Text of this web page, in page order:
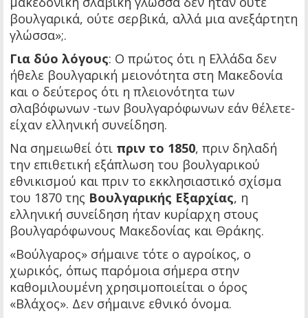
βουλγαρικά, ούτε σερβικά, αλλά μια ανεξάρτητη
γλώσσα»;.
Για δύο λόγους: Ο πρώτος ότι η Ελλάδα δεν
ήθελε βουλγαρική μειονότητα στη Μακεδονία
και ο δεύτερος ότι η πλειονότητα των
σλαβόφωνων -των βουλγαρόφωνων εάν θέλετε-
είχαν ελληνική συνείδηση.
Να σημειωθεί ότι πριν το 1850, πριν δηλαδή
την επιθετική εξάπλωση του βουλγαρικού
εθνικισμού και πριν το εκκλησιαστικό σχίσμα
του 1870 της Βουλγαρικής Εξαρχίας, η
ελληνική συνείδηση ήταν κυρίαρχη στους
βουλγαρόφωνους Μακεδονίας και Θράκης.
«Βούλγαρος» σήμαινε τότε ο αγροίκος, ο
χωρικός, όπως παρόμοια σήμερα στην
καθομιλουμένη χρησιμοποιείται ο όρος
«Βλάχος». Δεν σήμαινε εθνικό όνομα.